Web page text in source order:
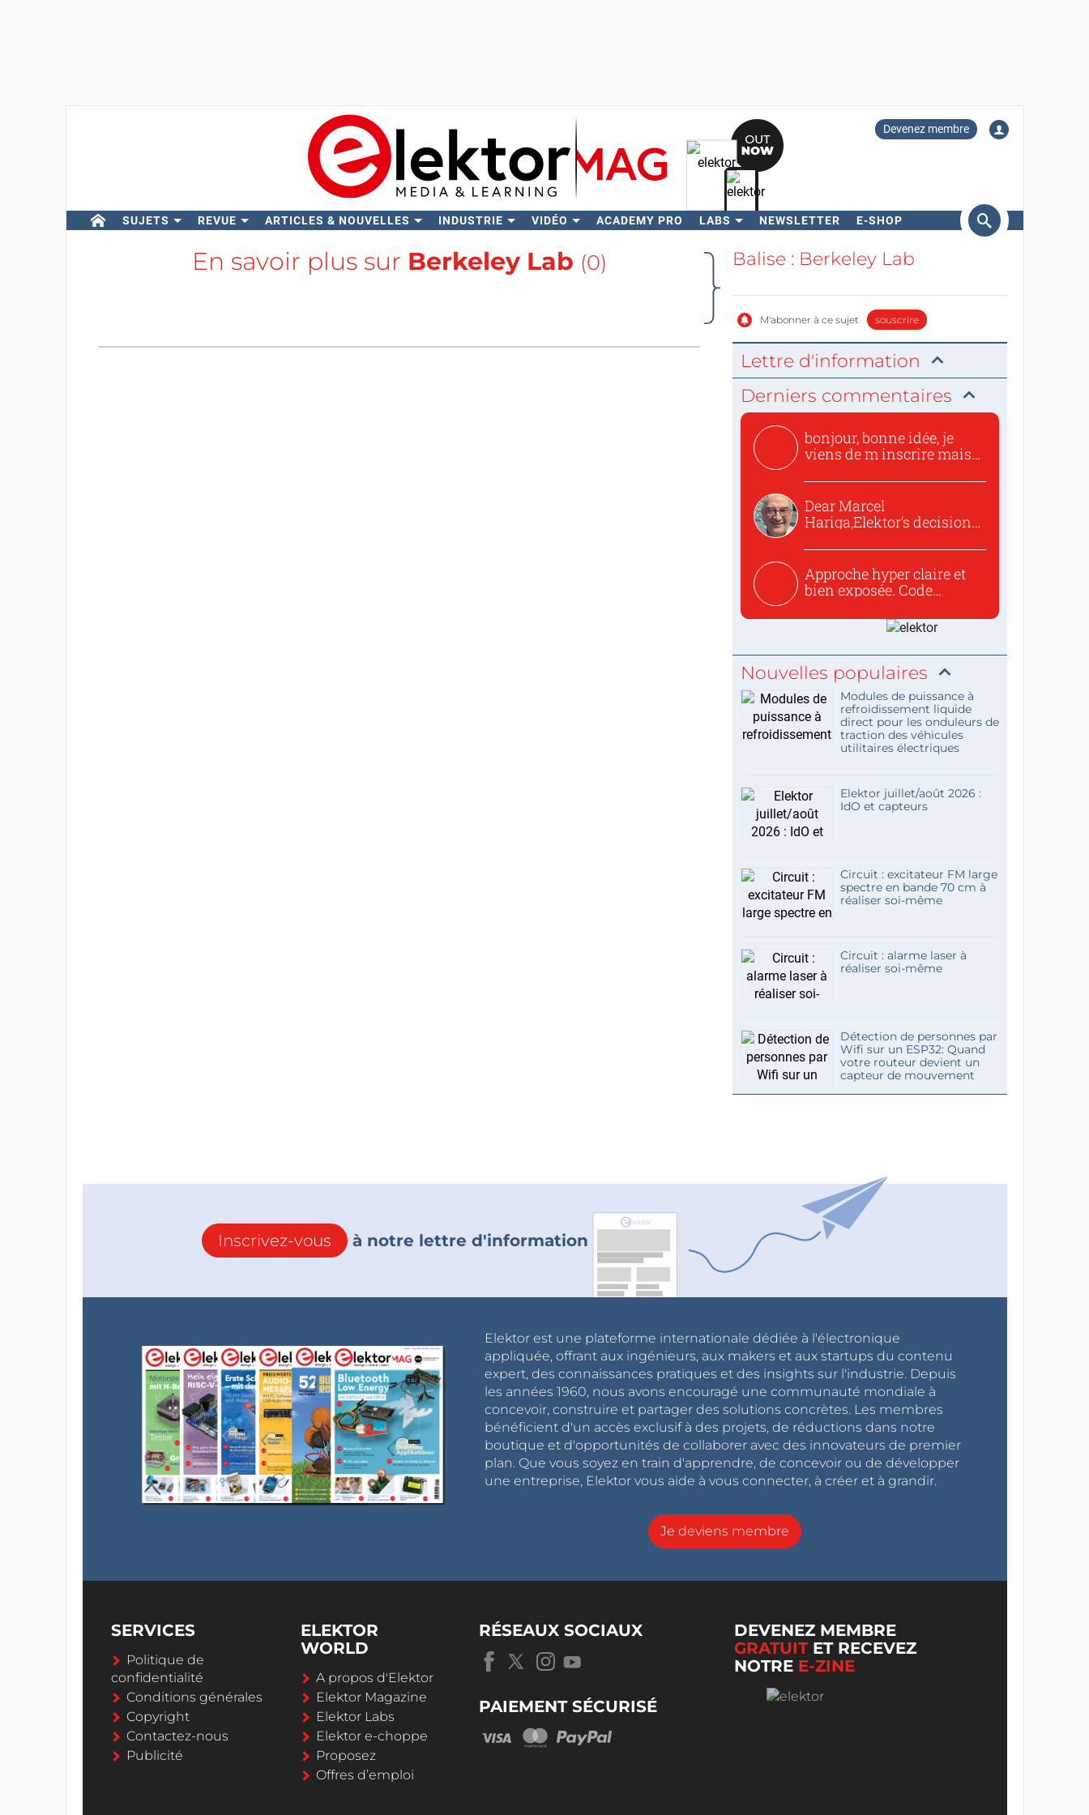
Devenez membre
SUJETS REVUE ARTICLES & NOUVELLES INDUSTRIE VIDÉO ACADEMY PRO LABS NEWSLETTER E-SHOP
Rechercher
En savoir plus sur Berkeley Lab (0) Balise : Berkeley Lab
M'abonner à ce sujet souscrire
Lettre d'information
Derniers commentaires
bonjour, bonne idée, je
viens de m inscrire mais
Dear Marcel
Hariga,Elektor’s decision
Approche hyper claire et
bien exposée. Code
Nouvelles populaires
Modules de puissance à
refroidissement liquide
direct pour les onduleurs de
traction des véhicules
utilitaires électriques
Elektor juillet/août 2026 :
IdO et capteurs
Circuit : excitateur FM large
spectre en bande 70 cm à
réaliser soi-même
Circuit : alarme laser à
réaliser soi-même
Détection de personnes par
Wifi sur un ESP32: Quand
votre routeur devient un
capteur de mouvement
Inscrivez-vous à notre lettre d'information
Elektor est une plateforme internationale dédiée à l'électronique
appliquée, offrant aux ingénieurs, aux makers et aux startups du contenu
expert, des connaissances pratiques et des insights sur l'industrie. Depuis
les années 1960, nous avons encouragé une communauté mondiale à
concevoir, construire et partager des solutions concrètes. Les membres
bénéficient d'un accès exclusif à des projets, de réductions dans notre
boutique et d'opportunités de collaborer avec des innovateurs de premier
plan. Que vous soyez en train d'apprendre, de concevoir ou de développer
une entreprise, Elektor vous aide à vous connecter, à créer et à grandir.
Je deviens membre
SERVICES
Politique de
confidentialité
Conditions générales
Copyright
Contactez-nous
Publicité
ELEKTOR
WORLD
A propos d'Elektor
Elektor Magazine
Elektor Labs
Elektor e-choppe
Proposez
Offres d’emploi
RÉSEAUX SOCIAUX
PAIEMENT SÉCURISÉ
DEVENEZ MEMBRE
GRATUITET RECEVEZ
NOTRE E-ZINE